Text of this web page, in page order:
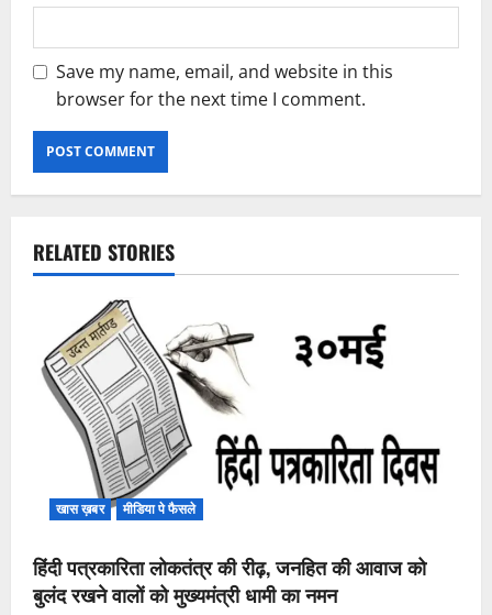
Save my name, email, and website in this
browser for the next time I comment.
RELATED STORIES
खास ख़बर मीडिया पे फैसले
हिंदी पत्रकारिता लोकतंत्र की रीढ़, जनहित की आवाज को
बुलंद रखने वालों को मुख्यमंत्री धामी का नमन